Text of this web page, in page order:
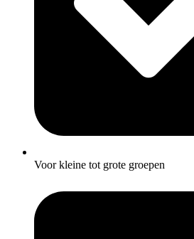
Voor kleine tot grote groepen